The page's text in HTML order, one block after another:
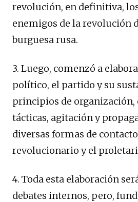
revolución, en definitiva,
enemigos de la revolución
burguesa rusa.
3. Luego, comenzó a
político, el partido y su
principios de organización,
tácticas, agitación y
diversas formas de
revolucionario y el
4. Toda esta elaboración
debates internos, pero,